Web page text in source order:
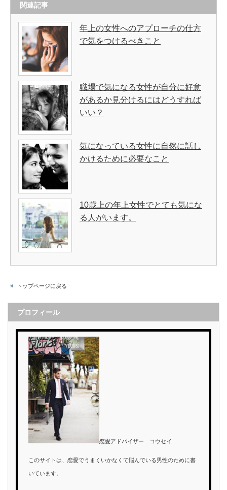
関連記事
年上の女性へのアプローチの仕方
で気をつけるべきこと
職場で気になる女性が自分に好意
があるか見分けるにはどうすれば
いい？
気になっている女性に自然に話し
かけるために必要なこと
10歳上の年上女性でとても気にな
る人がいます。
トップページに戻る
プロフィール
恋愛アドバイザー コウセイ
このサイトは、恋愛でうまくいかなくて悩んでいる男性のために書
いています。